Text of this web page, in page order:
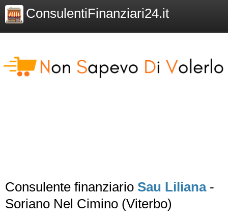
ConsulentiFinanziari24.it
Consulente finanziario Sau Liliana-
Soriano Nel Cimino (Viterbo)